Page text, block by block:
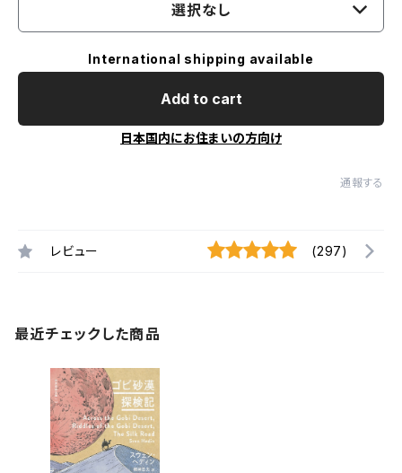
選択なし
International shipping available
Add to cart
日本国内にお住まいの方向け
通報する
レビュー (297)
最近チェックした商品